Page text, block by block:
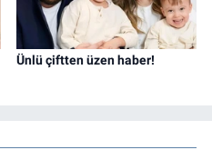
Ünlü çiftten üzen haber!